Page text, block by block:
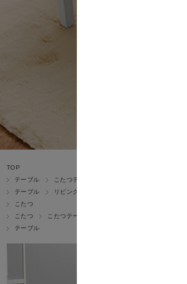
TOP
テーブル
こたつテーブル
テーブル
リビングテーブル
こたつ
こたつ
こたつテーブル
テーブル